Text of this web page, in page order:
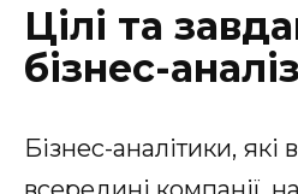
Цілі та
бізнес-
Бізнес-аналітики,